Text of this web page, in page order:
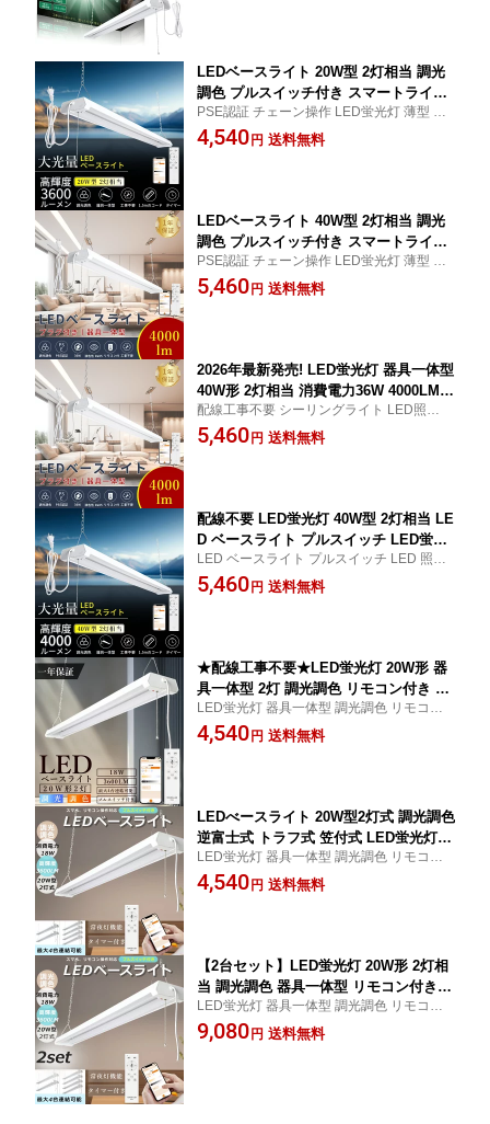
認証
LEDベースライト 20W型 2灯相当 調光
調色 プルスイッチ付き スマートライト
18W 3600LM リモコン付き スマホ操作
LED蛍光灯 20W形 直管 キッチンベース
要
PSE認証 チェーン操作 LED蛍光灯 薄型 器
具一体型 プルスイッチ LEDシーリングライ
ト 天井式 チェーン連結 LED照明器具 ベー
4,540 円 送料無料
LEDベースライト 40W型 2灯相当 調光
調色 プルスイッチ付き スマートライト
36W 4000LM リモコン付き スマホ操作
LED蛍光灯 40W形 直管 キッチンベース
要
PSE認証 チェーン操作 LED蛍光灯 薄型 器
具一体型 プルスイッチ LEDシーリングライ
ト 天井式 チェーン連結 LED照明器具 ベー
5,460 円 送料無料
2026年最新発売! LED蛍光灯 器具一体型
40W形 2灯相当 消費電力36W 4000LM L
EDベースライト プルスイッチ付 天井式
チェーン吊下式 調光調色 LEDベースラ
照明
配線工事不要 シーリングライト LED照明器
具 ベース照明 天井照明 タイマー 常夜灯 天
井直付 直管蛍光灯 器具ひもスイッチ キッ
5,460 円 送料無料
配線不要 LED蛍光灯 40W型 2灯相当 LE
D ベースライト プルスイッチ LED蛍光
灯 40W形 調光調色 器具一体型 吊り下
げ照明 コンセント式 LEDベースライト
事務所
LED ベースライト プルスイッチ LED 照明
LEDベースライト 器具ひもスイッチ 器具一
体式LED蛍光灯 LEDライト 蛍光灯 コンセ
5,460 円 送料無料
★配線工事不要★LED蛍光灯 20W形 器
具一体型 2灯 調光調色 リモコン付き LE
Dベースライト プルスイッチ付き 20W
型 吊り下げ 照明 おしゃれ タイマー付
LED蛍光灯 器具一体型 調光調色 リモコン
付き 高輝度 LEDベースライト プルスイッ
チ 20W形 2灯式 吊り下げ 即時点灯 連結可
4,540 円 送料無料
LEDべースライト 20W型2灯式 調光調色
逆富士式 トラフ式 笠付式 LED蛍光灯付
き リモコン LED蛍光灯 20W形 器具一
体型 18W 高輝度3600LM 薄型 省エネ 天
証
LED蛍光灯 器具一体型 調光調色 リモコン
付き 高輝度 LEDベースライト プルスイッ
チ 20W形 2灯式 吊り下げ 即時点灯 連結可
4,540 円 送料無料
【2台セット】LED蛍光灯 20W形 2灯相
当 調光調色 器具一体型 リモコン付き
ベースライト 3600LM チェーン吊下式
配線工事不要 器具一体形直管2灯 照明器
LED蛍光灯 器具一体型 調光調色 リモコン
付き 高輝度 LEDベースライト プルスイッ
チ 20W形 2灯式 吊り下げ 即時点灯 連結可
9,080 円 送料無料